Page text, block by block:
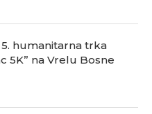
humanitarna trka
5K” na Vrelu Bosne